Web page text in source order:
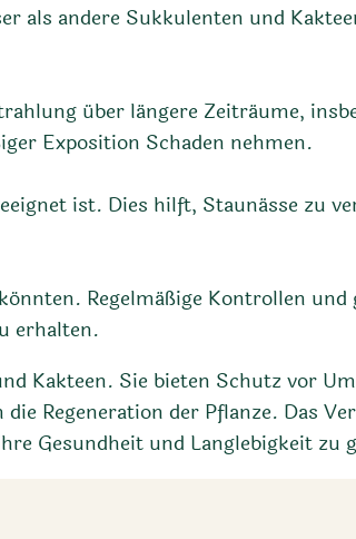
als andere Sukkulenten und
über längere Zeiträume,
Exposition Schaden nehmen.
ist. Dies hilft, Staunässe zu
Regelmäßige Kontrollen und
erhalten.
Kakteen. Sie bieten Schutz vor
Regeneration der Pflanze. Das
Gesundheit und Langlebigkeit zu